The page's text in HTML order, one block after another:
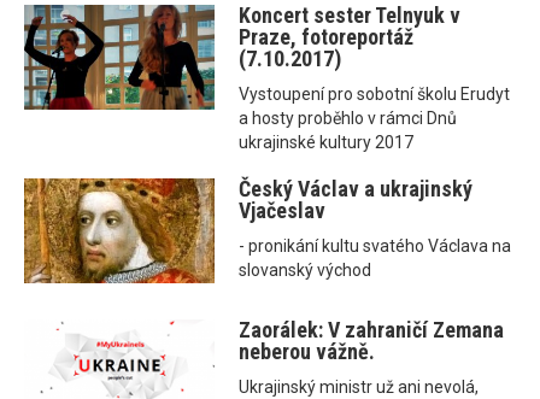
Koncert sester Telnyuk v
Praze, fotoreportáž
(7.10.2017)
Vystoupení pro sobotní školu Erudyt
a hosty proběhlo v rámci Dnů
ukrajinské kultury 2017
Český Václav a ukrajinský
Vjačeslav
- pronikání kultu svatého Václava na
slovanský východ
Zaorálek: V zahraničí Zemana
neberou vážně.
Ukrajinský ministr už ani nevolá,